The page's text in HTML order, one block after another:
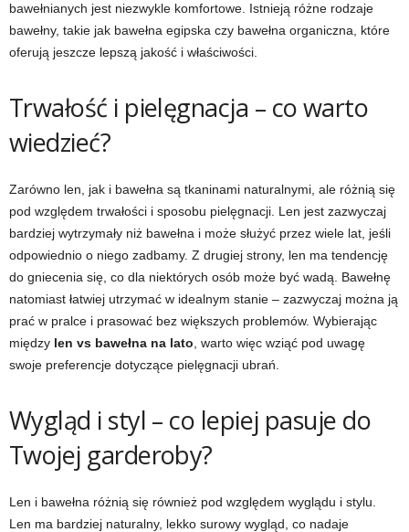
bawełnianych jest niezwykle komfortowe. Istnieją różne rodzaje
bawełny, takie jak bawełna egipska czy bawełna organiczna, które
oferują jeszcze lepszą jakość i właściwości.
Trwałość i pielęgnacja – co warto
wiedzieć?
Zarówno len, jak i bawełna są tkaninami naturalnymi, ale różnią się
pod względem trwałości i sposobu pielęgnacji. Len jest zazwyczaj
bardziej wytrzymały niż bawełna i może służyć przez wiele lat, jeśli
odpowiednio o niego zadbamy. Z drugiej strony, len ma tendencję
do gniecenia się, co dla niektórych osób może być wadą. Bawełnę
natomiast łatwiej utrzymać w idealnym stanie – zazwyczaj można ją
prać w pralce i prasować bez większych problemów. Wybierając
między len vs bawełna na lato , warto więc wziąć pod uwagę
swoje preferencje dotyczące pielęgnacji ubrań.
Wygląd i styl – co lepiej pasuje do
Twojej garderoby?
Len i bawełna różnią się również pod względem wyglądu i stylu.
Len ma bardziej naturalny, lekko surowy wygląd, co nadaje